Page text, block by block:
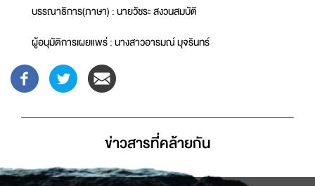
บรรณาธิการ(ภาษา) : นายวัชระ สงวนสมบัติ
ผู้อนุมัติการเผยแพร่ : นางสาวอารมณ์ มุจรินทร์
ข่าวสารที่่คล้ายกัน